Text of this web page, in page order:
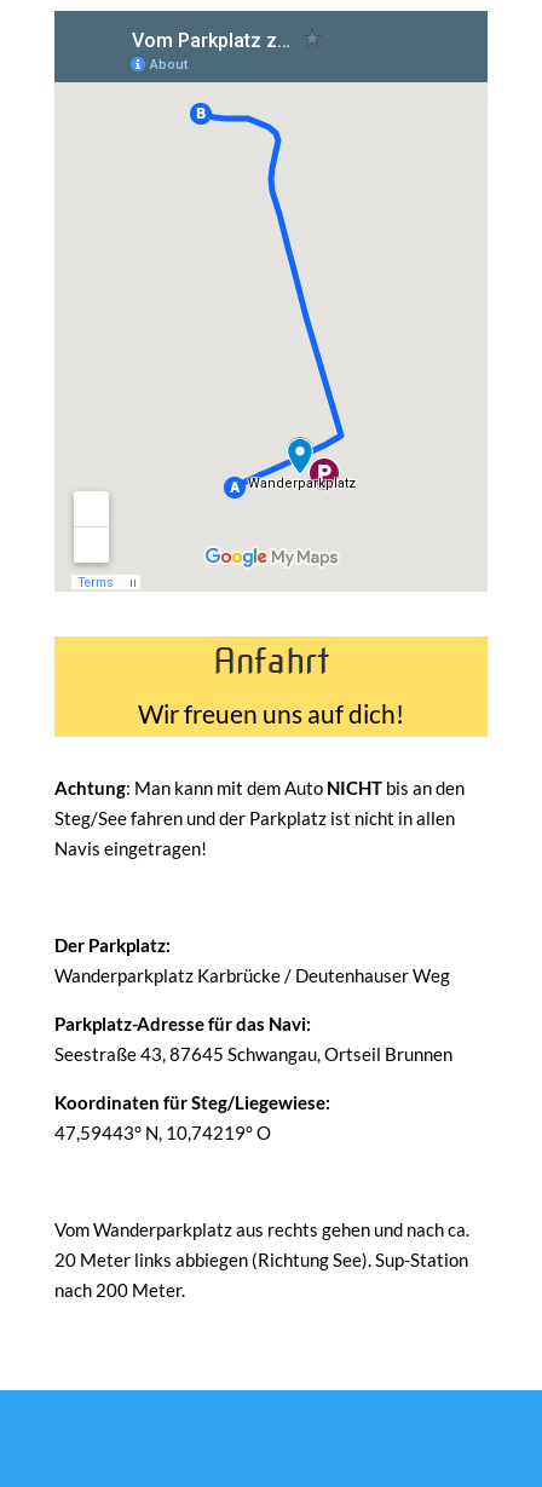
Anfahrt
Wir freuen uns auf dich!
Achtung: Man kann mit dem Auto NICHT bis an den
Steg/See fahren und der Parkplatz ist nicht in allen
Navis eingetragen!
Der Parkplatz:
Wanderparkplatz Karbrücke / Deutenhauser Weg
Parkplatz-Adresse für das Navi:
Seestraße 43, 87645 Schwangau, Ortseil Brunnen
Koordinaten für Steg/Liegewiese:
47,59443° N, 10,74219° O
Vom Wanderparkplatz aus rechts gehen und nach ca.
20 Meter links abbiegen (Richtung See). Sup-Station
nach 200 Meter.